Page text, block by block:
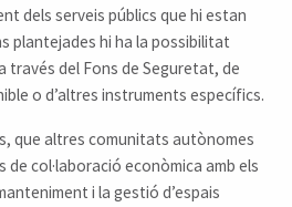
dels serveis públics que hi estan
plantejades hi ha la possibilitat
través del Fons de Seguretat, de
o d’altres instruments específics.
que altres comunitats autònomes
col·laboració econòmica amb els
i la gestió d’espais